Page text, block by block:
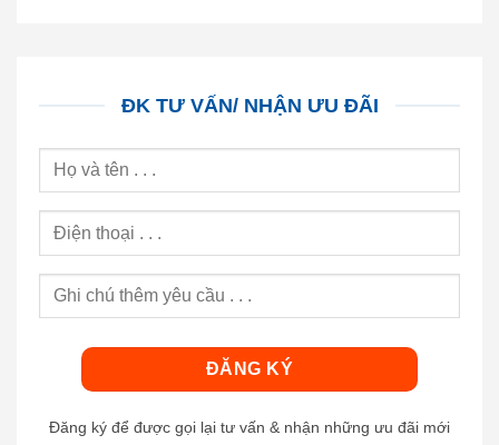
ĐK TƯ VẤN/ NHẬN ƯU ĐÃI
Đăng ký để được gọi lại tư vấn & nhận những ưu đãi mới